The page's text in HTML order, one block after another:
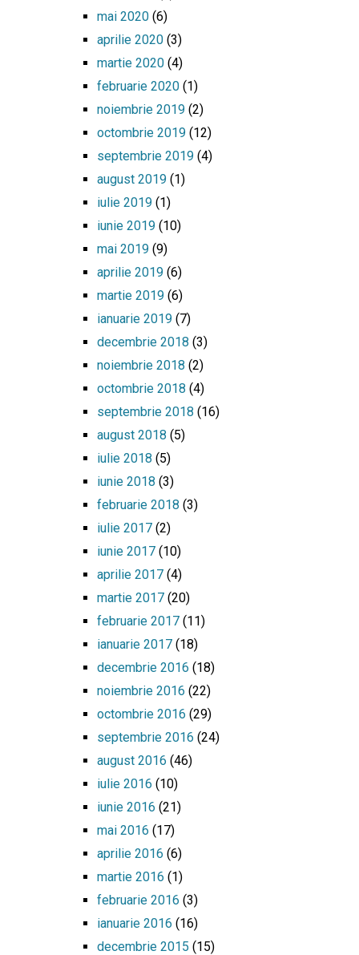
mai 2020(6)
aprilie 2020(3)
martie 2020(4)
februarie 2020(1)
noiembrie 2019(2)
octombrie 2019(12)
septembrie 2019(4)
august 2019(1)
iulie 2019(1)
iunie 2019(10)
mai 2019(9)
aprilie 2019(6)
martie 2019(6)
ianuarie 2019(7)
decembrie 2018 (3)
noiembrie 2018 (2)
octombrie 2018 (4)
septembrie 2018 (16)
august 2018 (5)
iulie 2018 (5)
iunie 2018 (3)
februarie 2018 (3)
iulie 2017(2)
iunie 2017(10)
aprilie 2017(4)
martie 2017(20)
februarie 2017(11)
ianuarie 2017(18)
decembrie 2016 (18)
noiembrie 2016 (22)
octombrie 2016 (29)
septembrie 2016 (24)
august 2016 (46)
iulie 2016 (10)
iunie 2016 (21)
mai 2016 (17)
aprilie 2016 (6)
martie 2016 (1)
februarie 2016 (3)
ianuarie 2016 (16)
decembrie 2015 (15)